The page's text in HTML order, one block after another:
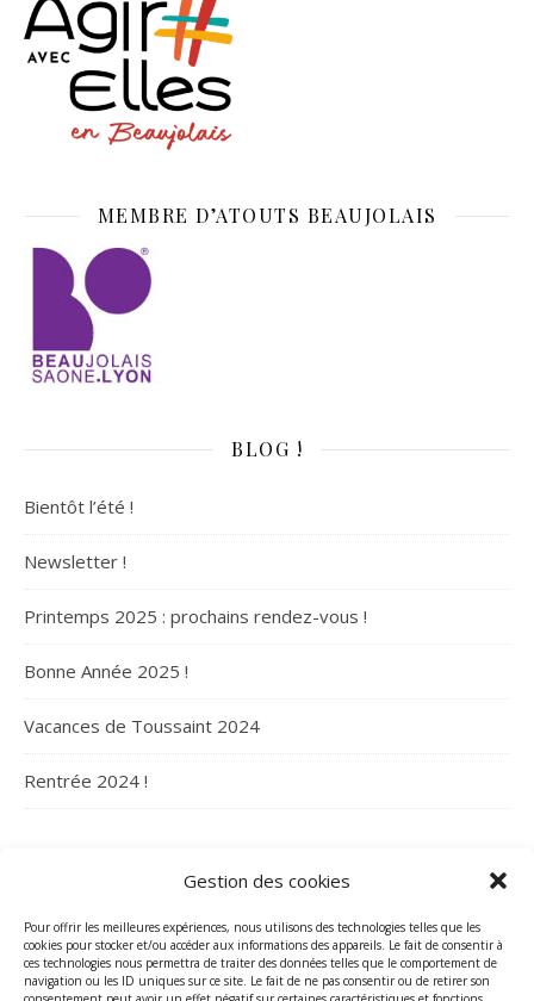
Gestion des cookies
Pour offrir les meilleures expériences, nous utilisons des technologies telles que les
cookies pour stocker et/ou accéder aux informations des appareils. Le fait de consentir à
ces technologies nous permettra de traiter des données telles que le comportement de
navigation ou les ID uniques sur ce site. Le fait de ne pas consentir ou de retirer son
MEMBRE D’ATOUTS BEAUJOLAIS
BLOG !
Bientôt l’été !
Newsletter !
Printemps 2025 : prochains rendez-vous !
Bonne Année 2025 !
Vacances de Toussaint 2024
Rentrée 2024 !
ARCHIVES
Archives